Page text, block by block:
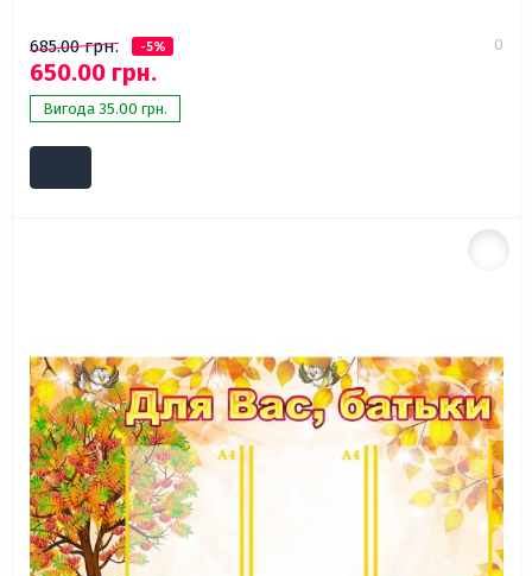
685.00 грн. -5%
650.00 грн.
Вигода 35.00 грн.
0